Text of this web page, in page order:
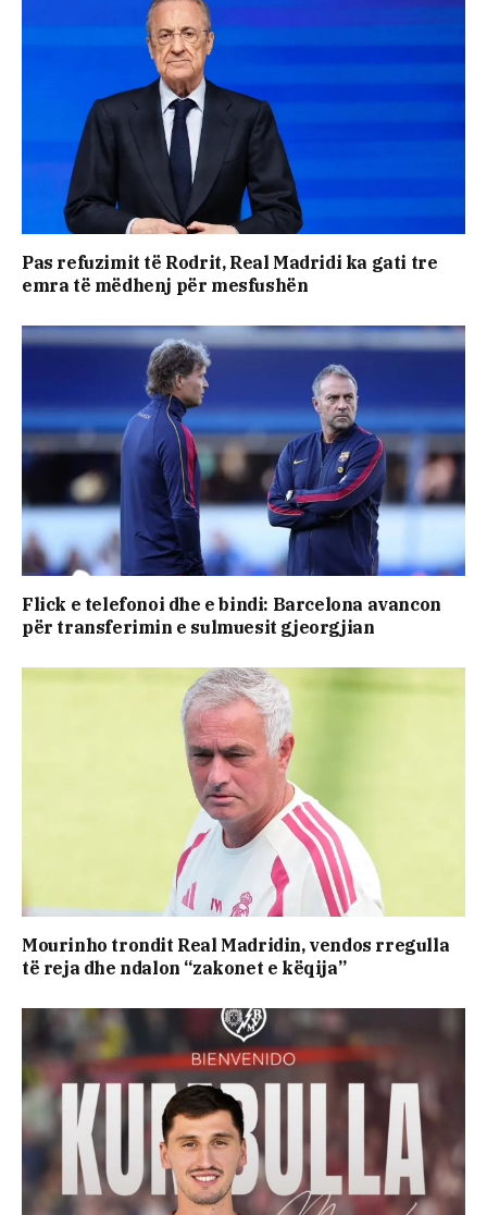
Pas refuzimit të Rodrit, Real Madridi ka gati tre
emra të mëdhenj për mesfushën
Flick e telefonoi dhe e bindi: Barcelona avancon
për transferimin e sulmuesit gjeorgjian
Mourinho trondit Real Madridin, vendos rregulla
të reja dhe ndalon “zakonet e këqija”